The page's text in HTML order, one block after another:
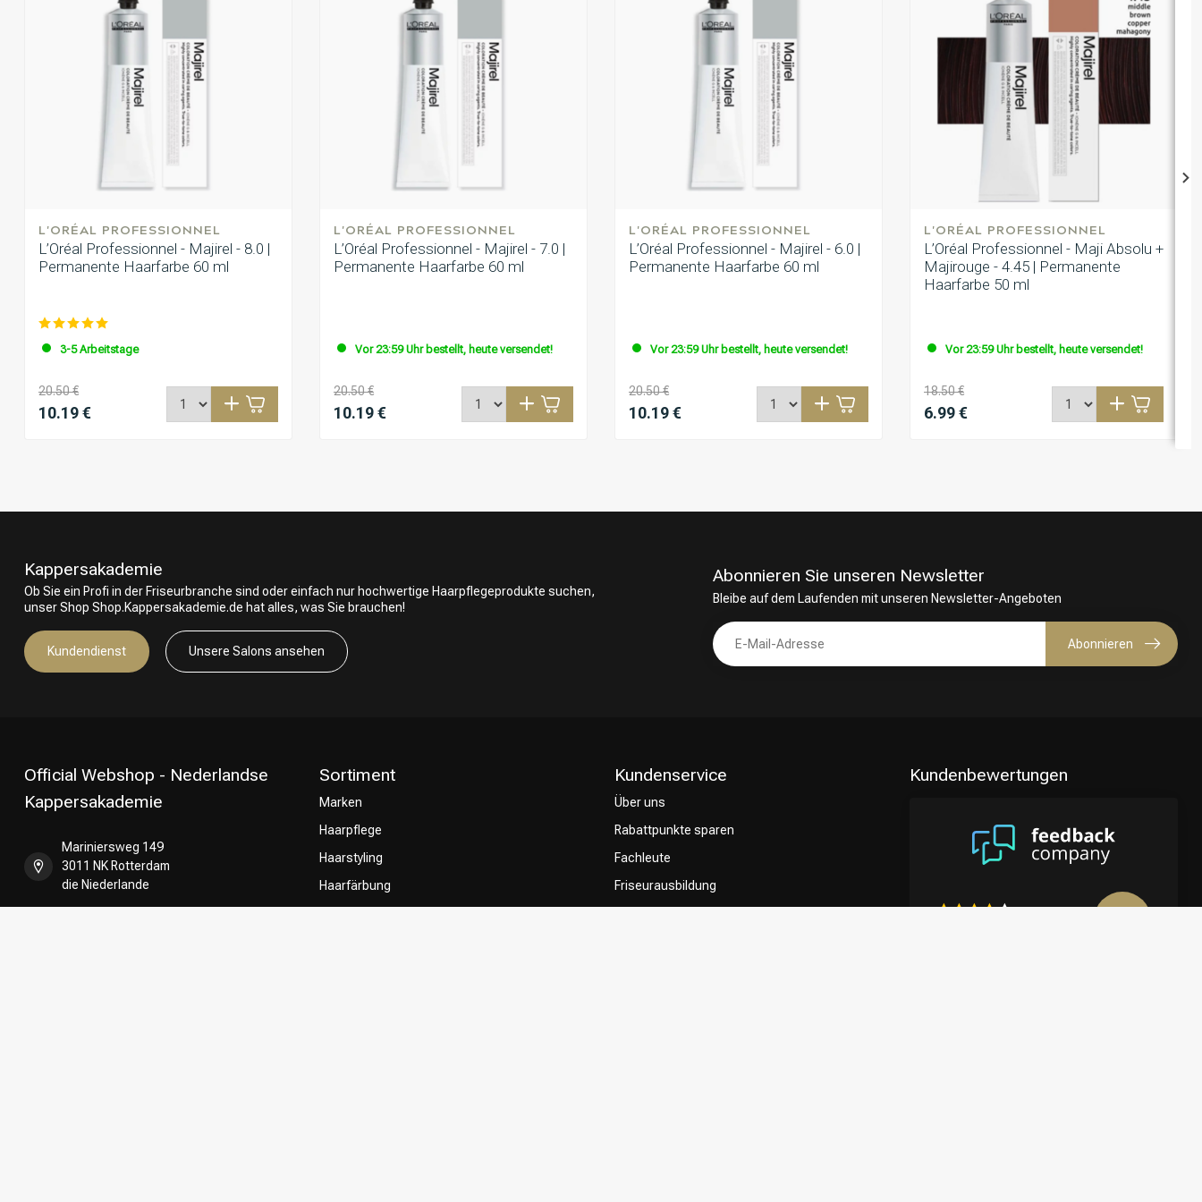
L'ORÉAL PROFESSIONNEL
L’Oréal Professionnel - Majirel - 8.0 |
Permanente Haarfarbe 60 ml
3-5 Arbeitstage
20.50 €
10.19 €
L'ORÉAL PROFESSIONNEL
L’Oréal Professionnel - Majirel - 7.0 |
Permanente Haarfarbe 60 ml
Vor 23:59 Uhr bestellt, heute versendet!
20.50 €
10.19 €
L'ORÉAL PROFESSIONNEL
L’Oréal Professionnel - Majirel - 6.0 |
Permanente Haarfarbe 60 ml
Vor 23:59 Uhr bestellt, heute versendet!
20.50 €
10.19 €
L'ORÉAL PROFESSIONNEL
L’Oréal Professionnel - Maji Absolu +
Majirouge - 4.45 | Permanente
Haarfarbe 50 ml
Vor 23:59 Uhr bestellt, heute versendet!
18.50 €
6.99 €
Kappersakademie
Ob Sie ein Profi in der Friseurbranche sind oder einfach nur hochwertige Haarpflegeprodukte suchen,
unser Shop Shop.Kappersakademie.de hat alles, was Sie brauchen!
Kundendienst Unsere Salons ansehen
Abonnieren Sie unseren Newsletter
Bleibe auf dem Laufenden mit unseren Newsletter-Angeboten
Abonnieren
Official Webshop - Nederlandse
Kappersakademie
Mariniersweg 149
3011 NK Rotterdam
die Niederlande
Sortiment
Marken
Haarpflege
Haarstyling
Haarfärbung
Kundenservice
Über uns
Rabattpunkte sparen
Fachleute
Friseurausbildung
Kundenbewertungen